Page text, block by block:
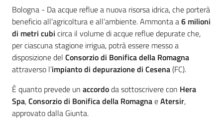
Contenuto
Bologna - Da acque reflue a nuova risorsa idrica, che porterà
beneficio all’agricoltura e all’ambiente. Ammonta a6 milioni
di metri cubi circa il volume di acque reflue depurate che,
per ciascuna stagione irrigua, potrà essere messo a
disposizione del Consorzio di Bonificadella Romagna
attraverso l’impianto di depurazione di Cesena(FC).
È quanto prevede un accordoda sottoscrivere con Hera
Spa,Consorzio di Bonifica della RomagnaeAtersir,
approvato dalla Giunta.